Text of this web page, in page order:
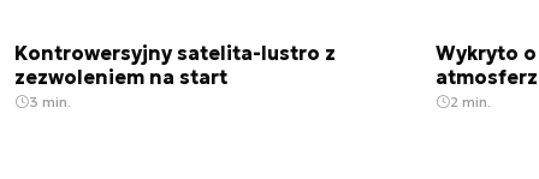
Kontrowersyjny satelita-lustro z
zezwoleniem na start
3 min.
Wykryto
2 min.